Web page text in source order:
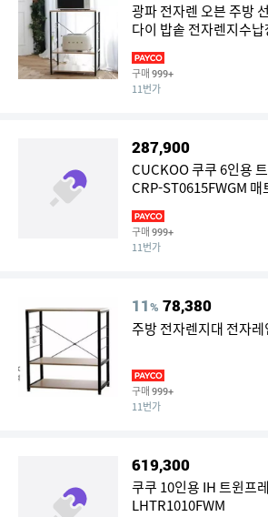
광파 전자렌 오븐 주방
다이 밥솥 전자렌지수
구매 999+
11번가
287,900
CUCKOO 쿠쿠 6인용
CRP-ST0615FWGM 매
구매 999+
11번가
11% 78,380
주방 전자렌지대 전자
구매 999+
11번가
619,300
쿠쿠 10인용 IH 트윈프
LHTR1010FWM